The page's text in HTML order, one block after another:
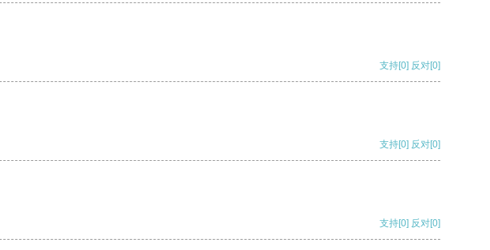
支持[0] 反对[0]
支持[0] 反对[0]
支持[0] 反对[0]